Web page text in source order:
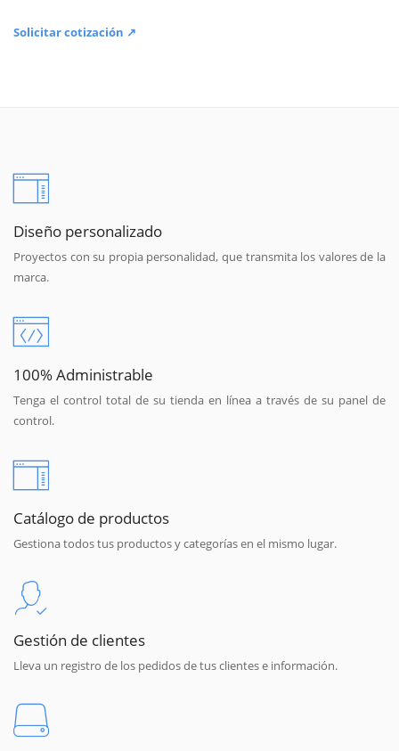
Solicitar cotización ↗
Diseño personalizado
Proyectos con su propia personalidad, que transmita los valores de la
marca.
100% Administrable
Tenga el control total de su tienda en línea a través de su panel de
control.
Catálogo de productos
Gestiona todos tus productos y categorías en el mismo lugar.
Gestión de clientes
Lleva un registro de los pedidos de tus clientes e información.